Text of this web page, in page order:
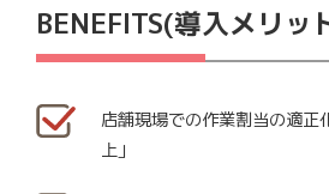
BENEFITS(導入メリッ
店舗現場での作業割当の適正
上」